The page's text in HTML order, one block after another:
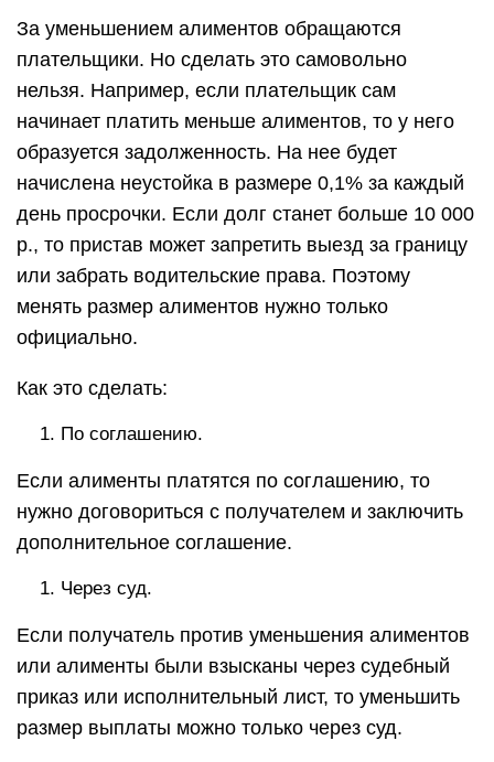
За уменьшением алиментов обращаются
плательщики. Но сделать это самовольно
нельзя. Например, если плательщик сам
начинает платить меньше алиментов, то у него
образуется задолженность. На нее будет
начислена неустойка в размере 0,1% за каждый
день просрочки. Если долг станет больше 10 000
р., то пристав может запретить выезд за границу
или забрать водительские права. Поэтому
менять размер алиментов нужно только
официально.
Как это сделать:
По соглашению.
Если алименты платятся по соглашению, то
нужно договориться с получателем и заключить
дополнительное соглашение.
Через суд.
Если получатель против уменьшения алиментов
или алименты были взысканы через судебный
приказ или исполнительный лист, то уменьшить
размер выплаты можно только через суд.